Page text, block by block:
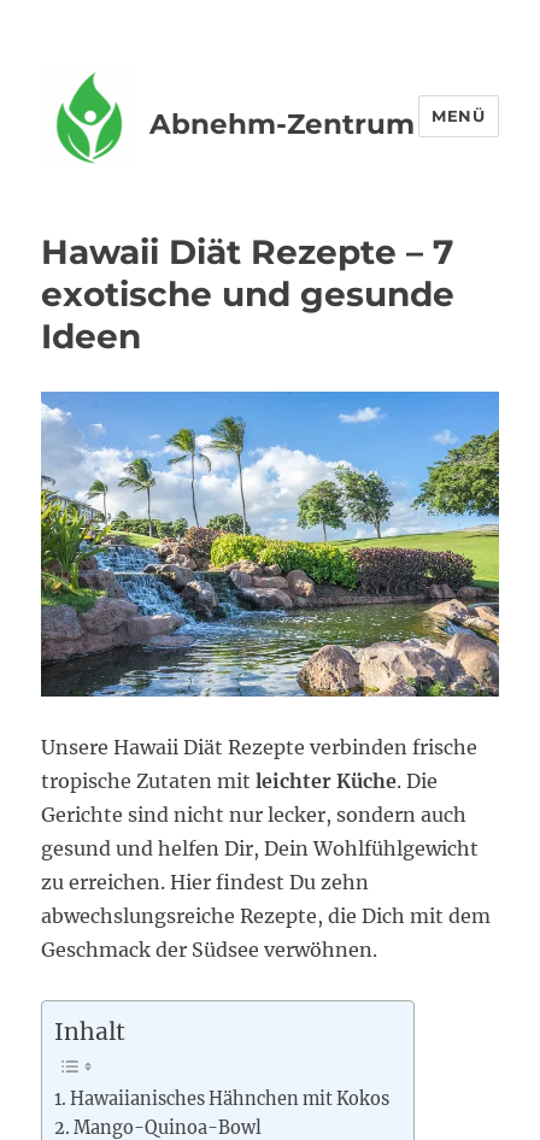
Abnehm-Zentrum MENÜ
Hawaii Diät Rezepte – 7
exotische und gesunde
Ideen
Unsere Hawaii Diät Rezepte verbinden frische
tropische Zutaten mitleichter Küche. Die
Gerichte sind nicht nur lecker, sondern auch
gesund und helfen Dir, Dein Wohlfühlgewicht
zu erreichen. Hier findest Du zehn
abwechslungsreiche Rezepte, die Dich mit dem
Geschmack der Südsee verwöhnen.
Inhalt
Hawaiianisches Hähnchen mit Kokos
Mango-Quinoa-Bowl